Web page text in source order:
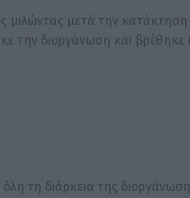
μιλώντας μετά την
την διοργάνωση και βρέθηκε
τη διάρκεια της